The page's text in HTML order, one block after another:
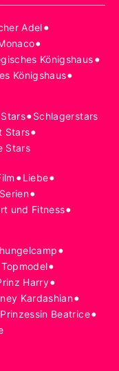
Adel•
•
Königshaus•
Königshaus•
•Schlagerstars
Stars•
Stars
•Liebe•
Serien•
und Fitness•
•
•
Harry•
Kardashian•
Prinzessin Beatrice•